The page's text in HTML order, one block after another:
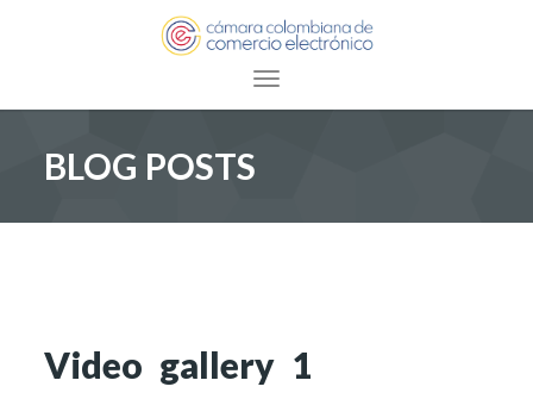
Toggle navigation
BLOG POSTS
Video gallery 1